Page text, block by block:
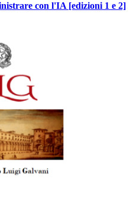
con l'IA [edizioni 1 e 2]